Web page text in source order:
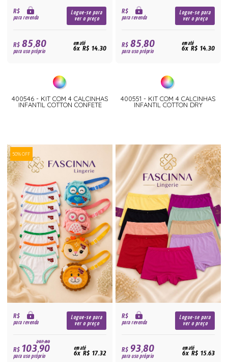
R$
para revenda
Logue-se para
ver o preço
R$85,80
para uso próprio
em até
6x R$ 14,30
400546 - KIT COM 4 CALCINHAS
INFANTIL COTTON CONFETE
R$
para revenda
Logue-se para
ver o preço
R$85,80
para uso próprio
em até
6x R$ 14,30
400551 - KIT COM 4 CALCINHAS
INFANTIL COTTON DRY
50% OFF
R$
para revenda
Logue-se para
ver o preço
207,80
R$103,90
para uso próprio
em até
6x R$ 17,32
R$
para revenda
Logue-se para
ver o preço
R$93,80
para uso próprio
em até
6x R$ 15,63